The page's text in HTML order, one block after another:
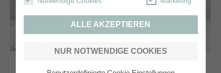
ALLE AKZEPTIEREN
NUR NOTWENDIGE COOKIES